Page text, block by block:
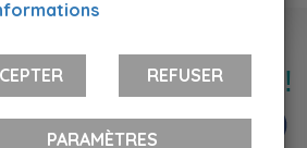
Suivez-nous!
REFUSER
PARAMÈTRES